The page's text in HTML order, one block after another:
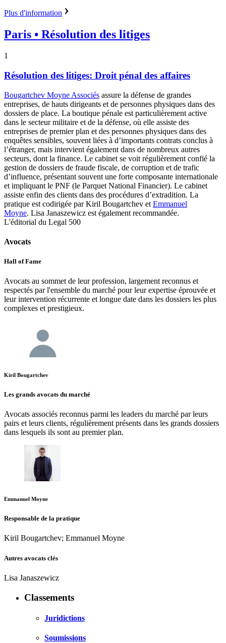
Plus d'information
Paris • Résolution des litiges
1
Résolution des litiges: Droit pénal des affaires
Bougartchev Moyne Associés assure la défense de grandes
entreprises, de hauts dirigeants et de personnes physiques dans des
dossiers de place. La boutique pénale est particulièrement active
dans le secteur militaire et de la défense, où elle assiste des
entreprises de premier plan et des personnes physiques dans des
enquêtes sensibles, souvent liées à d’importants contrats conclus à
l’étranger, mais intervient également dans de nombreux autres
secteurs, dont la finance. Le cabinet se voit régulièrement confié la
gestion de dossiers de fraude fiscale, de corruption et de trafic
d’influence, présentant souvent une forte composante internationale
et impliquant le PNF (le Parquet National Financier). Le cabinet
assiste enfin des clients dans des procédures d’extradition. La
pratique est codirigée par Kiril Bougartchev et Emmanuel
Moyne. Lisa Janaszewicz est également recommandée.
L'éditorial du Legal 500
Avocats
Hall of Fame
Avocats au sommet de leur profession, largement reconnus et
respectés par l'ensemble du marché pour leur expertise éprouvée et
leur intervention récurrente et longue date dans les dossiers les plus
complexes et prestigieux.
Kiril Bougartchev
Les grands avocats du marché
Avocats associés reconnus parmi les leaders du marché par leurs
pairs et leurs clients, régulièrement présents dans les grands dossiers
dans lesquels ils sont au premier plan.
Emmanuel Moyne
Responsable de la pratique
Kiril Bougartchev; Emmanuel Moyne
Autres avocats clés
Lisa Janaszewicz
Classements
Juridictions
Soumissions